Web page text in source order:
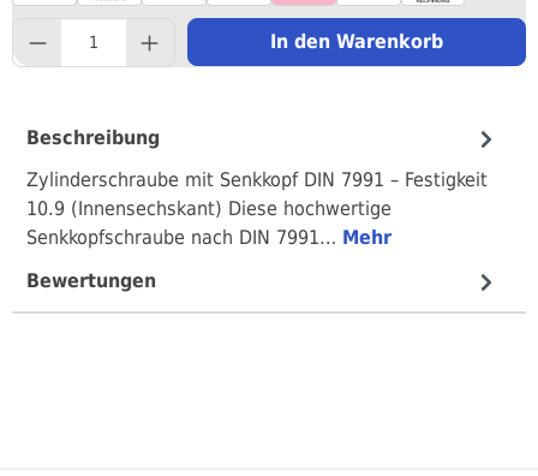
In den Warenkorb
Beschreibung
Zylinderschraube mit Senkkopf DIN 7991 – Festigkeit
10.9 (Innensechskant) Diese hochwertige
Senkkopfschraube nach DIN 7991… Mehr
Bewertungen